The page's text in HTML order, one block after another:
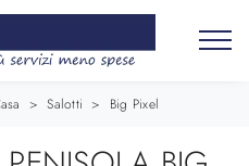
> Salotti > Big Pixel